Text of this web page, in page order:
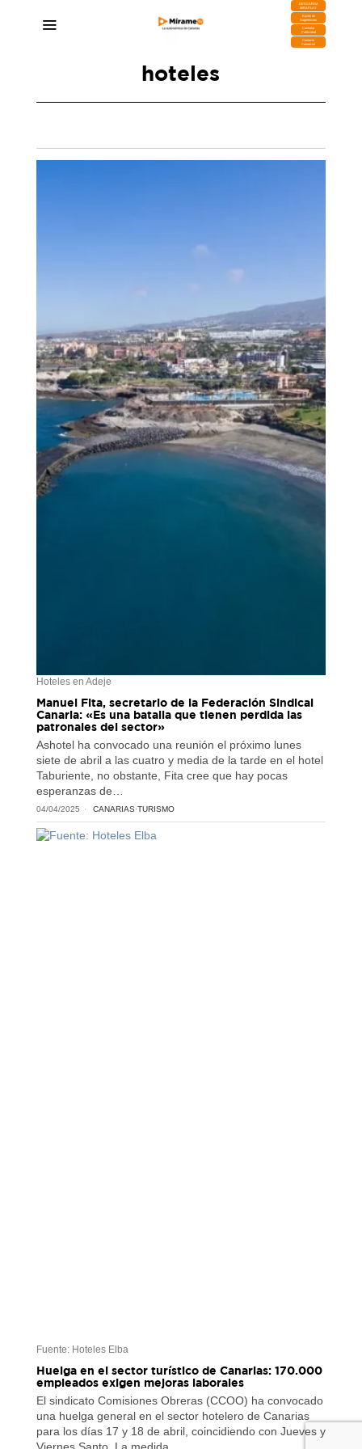
DESCARGA
MIRAPLAY
Buzón de
Sugerencias
Contratar
Publicidad
Contacto
Comercial
hoteles
Hoteles en Adeje
Manuel Fita, secretario de la Federación Sindical
Canaria: «Es una batalla que tienen perdida las
patronales del sector»
Ashotel ha convocado una reunión el próximo lunes
siete de abril a las cuatro y media de la tarde en el hotel
Taburiente, no obstante, Fita cree que hay pocas
esperanzas de…
04/04/2025 CANARIAS·TURISMO
Fuente: Hoteles Elba
Huelga en el sector turístico de Canarias: 170.000
empleados exigen mejoras laborales
El sindicato Comisiones Obreras (CCOO) ha convocado
una huelga general en el sector hotelero de Canarias
para los días 17 y 18 de abril, coincidiendo con Jueves y